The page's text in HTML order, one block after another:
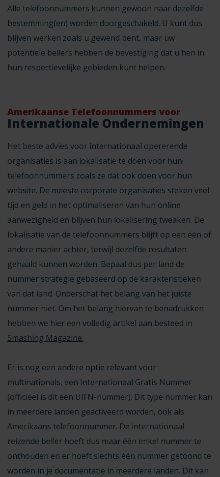
Alle telefoonnummers kunnen gewoon naar dezelfde
bestemming(en) worden doorgeschakeld. U kunt dus
blijven werken zoals u gewend bent, maar uw
potentiële bellers hebben de bevestiging dat u hen in
hun respectievelijke gebieden kunt helpen.
Amerikaanse Telefoonnummers voor
Internationale Ondernemingen
Het beste advies voor internationaal opererende
organisaties is aan lokalisatie te doen voor hun
telefoonnummers zoals ze dat ook doen voor hun
website. De meeste corporate organisaties steken veel
tijd en geld in het optimaliseren van hun online
aanwezigheid en blijven hun lokalisering tweaken. De
lokalisatie van de telefoonnummers blijft op een één of
andere manier achter, terwijl dezelfde resultaten
gehaald kunnen worden. Bepaal dus per land de
nummer strategie gebaseerd op de karakteristieken
van dat land. Onderschat het belang van het juiste
nummer niet. Om het belang hiervan te benadrukken
hebben we hier een volledig artikel aan besteed in
Smashing Magazine.
Er is nog een andere optie relevant voor
multinationals, een Internationaal Gratis Nummer
(officieel is dit een UIFN-nummer). Dit type nummer kan
in meerdere landen geactiveerd worden, ook als
Amerikaans telefoonnummer. De internationaal
reizende beller hoeft dus maar één enkel nummer te
onthouden en er hoeft slechts één nummer getoond te
worden in je documentatie in meerdere landen. Dit kan